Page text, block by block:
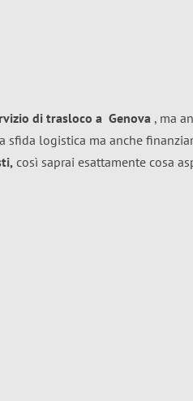
di trasloco a Genova , ma
sfida logistica ma anche
così saprai esattamente cosa